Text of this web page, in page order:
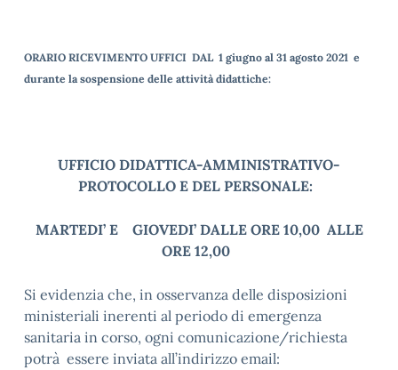
ORARIO RICEVIMENTO UFFICI DAL 1 giugno al 31 agosto 2021 e
durante la sospensione delle attività didattiche:
UFFICIO DIDATTICA-AMMINISTRATIVO-
PROTOCOLLO E DEL PERSONALE:
MARTEDI’ E GIOVEDI’ DALLE ORE 10,00 ALLE
ORE 12,00
Si evidenzia che, in osservanza delle disposizioni
ministeriali inerenti al periodo di emergenza
sanitaria in corso, ogni comunicazione/richiesta
potrà essere inviata all’indirizzo email: